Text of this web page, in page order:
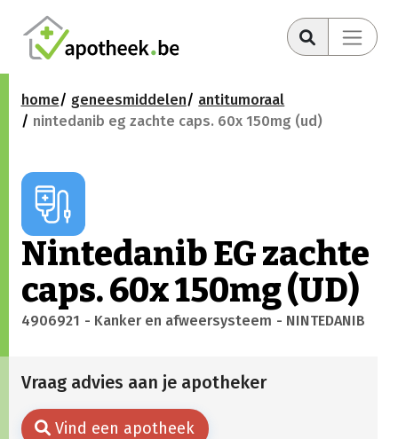
home geneesmiddelen
antitumoraal
nintedanib eg zachte caps. 60x 150mg (ud)
Nintedanib EG zachte
caps. 60x 150mg (UD)
4906921 - Kanker en afweersysteem - NINTEDANIB
Vraag advies aan je apotheker
Vind een apotheek